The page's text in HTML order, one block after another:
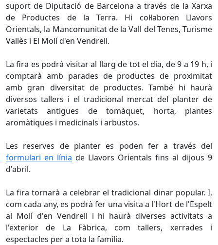
suport de Diputació de Barcelona a través de la Xarxa
de Productes de la Terra. Hi col·laboren Llavors
Orientals, la Mancomunitat de la Vall del Tenes, Turisme
Vallès i El Molí d'en Vendrell.
La fira es podrà visitar al llarg de tot el dia, de 9 a 19 h, i
comptarà amb parades de productes de proximitat
amb gran diversitat de productes. També hi haurà
diversos tallers i el tradicional mercat del planter de
varietats antigues de tomàquet, horta, plantes
aromàtiques i medicinals i arbustos.
Les reserves de planter es poden fer a través del
formulari en línia de Llavors Orientals fins al dijous 9
d'abril.
La fira tornarà a celebrar el tradicional dinar popular. I,
com cada any, es podrà fer una visita a l'Hort de l'Espelt
al Molí d'en Vendrell i hi haurà diverses activitats a
l'exterior de La Fàbrica, com tallers, xerrades i
espectacles per a tota la família.